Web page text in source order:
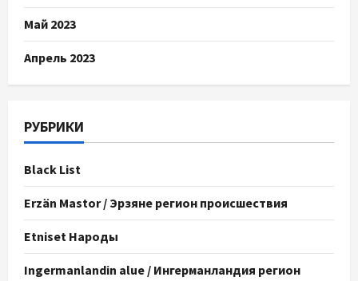
Май 2023
Апрель 2023
РУБРИКИ
Black List
Erzän Mastor / Эрзяне регион происшествия
Etniset Народы
Ingermanlandin alue / Ингерманландия регион